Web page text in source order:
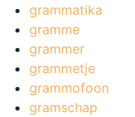
grammatika
gramme
grammer
grammetje
grammofoon
gramschap